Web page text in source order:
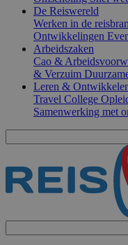
De Reiswereld
Werken in de
Ontwikkelingen
Arbeidszaken
Cao &
& Verzuim
Leren &
Travel College
Samenwerking met